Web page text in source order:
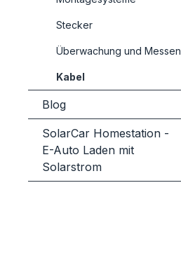
Stecker
Überwachung und Messen
Kabel
Blog
SolarCar Homestation -
E-Auto Laden mit
Solarstrom